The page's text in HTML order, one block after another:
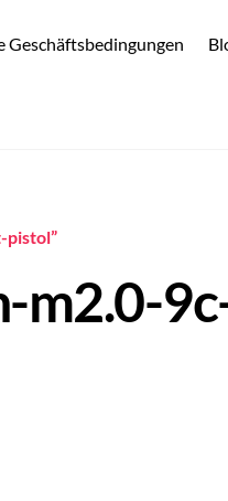
Geschäftsbedingungen
pistol”
m2.0-